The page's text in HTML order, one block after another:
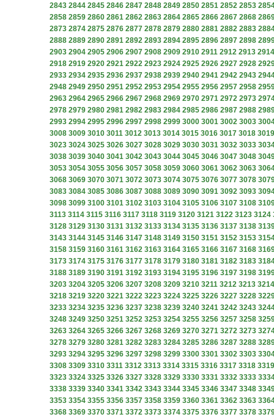
2843 2844 2845 2846 2847 2848 2849 2850 2851 2852 2853
2858 2859 2860 2861 2862 2863 2864 2865 2866 2867 2868
2873 2874 2875 2876 2877 2878 2879 2880 2881 2882 2883
2888 2889 2890 2891 2892 2893 2894 2895 2896 2897 2898
2903 2904 2905 2906 2907 2908 2909 2910 2911 2912 2913 2914
2918 2919 2920 2921 2922 2923 2924 2925 2926 2927 2928
2933 2934 2935 2936 2937 2938 2939 2940 2941 2942 2943
2948 2949 2950 2951 2952 2953 2954 2955 2956 2957 2958
2963 2964 2965 2966 2967 2968 2969 2970 2971 2972 2973
2978 2979 2980 2981 2982 2983 2984 2985 2986 2987 2988
2993 2994 2995 2996 2997 2998 2999 3000 3001 3002 3003
3008 3009 3010 3011 3012 3013 3014 3015 3016 3017 3018 3019
3023 3024 3025 3026 3027 3028 3029 3030 3031 3032 3033
3038 3039 3040 3041 3042 3043 3044 3045 3046 3047 3048
3053 3054 3055 3056 3057 3058 3059 3060 3061 3062 3063
3068 3069 3070 3071 3072 3073 3074 3075 3076 3077 3078
3083 3084 3085 3086 3087 3088 3089 3090 3091 3092 3093
3098 3099 3100 3101 3102 3103 3104 3105 3106 3107 3108
3113 3114 3115 3116 3117 3118 3119 3120 3121 3122 3123 3124
3128 3129 3130 3131 3132 3133 3134 3135 3136 3137 3138
3143 3144 3145 3146 3147 3148 3149 3150 3151 3152 3153
3158 3159 3160 3161 3162 3163 3164 3165 3166 3167 3168
3173 3174 3175 3176 3177 3178 3179 3180 3181 3182 3183
3188 3189 3190 3191 3192 3193 3194 3195 3196 3197 3198
3203 3204 3205 3206 3207 3208 3209 3210 3211 3212 3213 3214
3218 3219 3220 3221 3222 3223 3224 3225 3226 3227 3228
3233 3234 3235 3236 3237 3238 3239 3240 3241 3242 3243
3248 3249 3250 3251 3252 3253 3254 3255 3256 3257 3258
3263 3264 3265 3266 3267 3268 3269 3270 3271 3272 3273
3278 3279 3280 3281 3282 3283 3284 3285 3286 3287 3288
3293 3294 3295 3296 3297 3298 3299 3300 3301 3302 3303
3308 3309 3310 3311 3312 3313 3314 3315 3316 3317 3318 3319
3323 3324 3325 3326 3327 3328 3329 3330 3331 3332 3333
3338 3339 3340 3341 3342 3343 3344 3345 3346 3347 3348
3353 3354 3355 3356 3357 3358 3359 3360 3361 3362 3363
3368 3369 3370 3371 3372 3373 3374 3375 3376 3377 3378